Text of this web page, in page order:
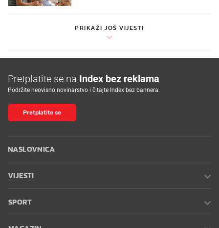
PRIKAŽI JOŠ VIJESTI
Pretplatite se na Index bez reklama
Podržite neovisno novinarstvo i čitajte Index bez bannera.
Pretplatite se
NASLOVNICA
VIJESTI
SPORT